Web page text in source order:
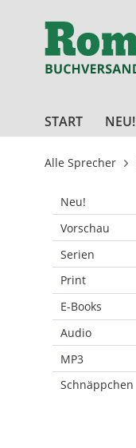
START NEU!
Alle Sprecher
Neu!
Vorschau
Serien
Print
E-Books
Audio
MP3
Schnäppchen